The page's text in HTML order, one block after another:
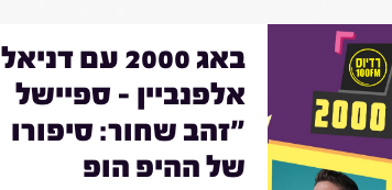
באג 2000 עם דניאל
אלפנביין - ספיישל
"זהב שחור: סיפורו
של ההיפ הופ